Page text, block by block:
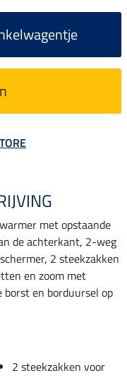
met opstaande
de achterkant, 2-weg
2 steekzakken
en zoom met
borst en borduursel op
2 steekzakken voor